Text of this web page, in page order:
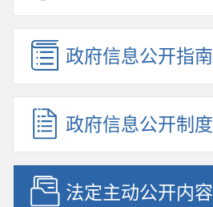
政府信息公开指南
政府信息公开制度
法定主动公开内容